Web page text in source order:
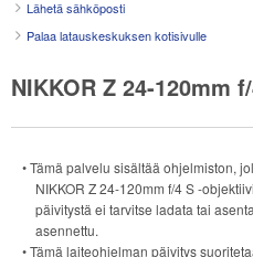
Lähetä sähköposti
Palaa latauskeskuksen kotisivulle
NIKKOR Z 24-120mm
• Tämä palvelu sisältää ohjelmiston,
NIKKOR Z 24-120mm f/4 S-
päivitystä ei tarvitse ladata tai
asennettu.
• Tämä laiteohjelman päivitys